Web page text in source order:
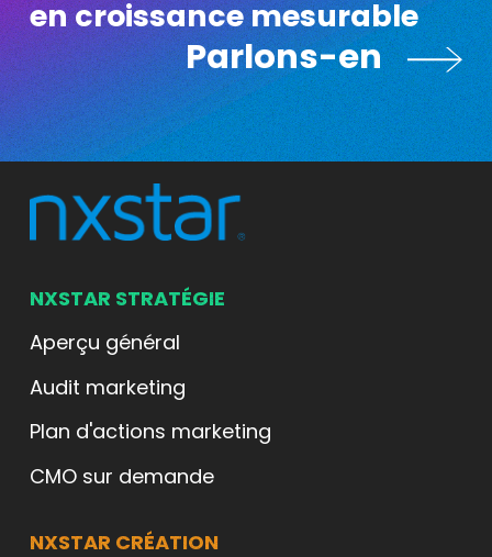
en croissance mesurable
en Parlons-en
NXSTAR STRATÉGIE
Aperçu général
Audit marketing
Plan d'actions marketing
CMO sur demande
NXSTAR CRÉATION